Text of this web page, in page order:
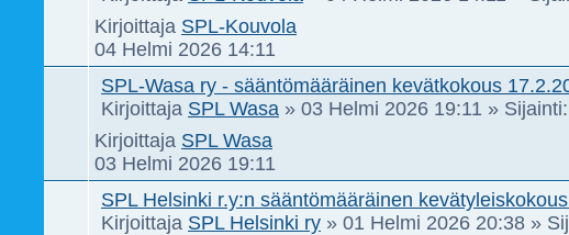
Kirjoittaja SPL-Kouvola
04 Helmi 2026 14:11
SPL-Wasa ry - sääntömääräinen kevätkokous
Kirjoittaja SPL Wasa » 03 Helmi 2026 19:11 » Sijainti:
Kirjoittaja SPL Wasa
03 Helmi 2026 19:11
SPL Helsinki r.y:n sääntömääräinen
Kirjoittaja SPL Helsinki ry » 01 Helmi 2026 20:38 »